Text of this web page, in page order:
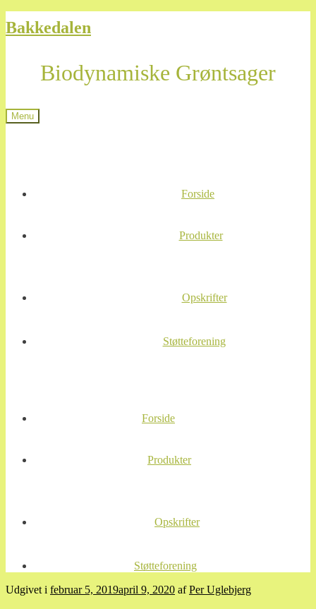
til
til
Bakkedalen
Biodynamiske Grøntsager
Menu
Forside
Produkter
Opskrifter
Støtteforening
Forside
Produkter
Opskrifter
Støtteforening
Udgivet i februar 5, 2019april 9, 2020 afPer Uglebjerg